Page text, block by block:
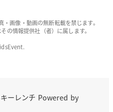
・画像・動画の無断転載を禁じます。
の情報提供社（者）に属します。
ーレンチ Powered by